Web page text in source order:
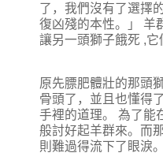
了，我們沒有了選擇
復凶殘的本性。」 羊
讓另一頭獅子餓死 ,它
原先膘肥體壯的那頭
骨頭了，並且也懂得
手裡的道理。 為了能
般討好起羊群來。而
則難過得流下了眼淚。